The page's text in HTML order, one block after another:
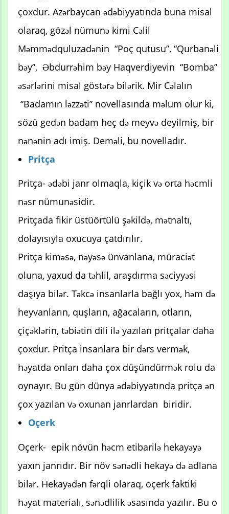
çoxdur. Azərbaycan ədəbiyyatında buna misal
olaraq, gözəl nümunə kimi Cəlil
Məmmədquluzadənin “Poç qutusu”, “Qurbanəli
bəy”, Əbdurrəhim bəy Haqverdiyevin “Bomba”
əsərlərini misal göstərə bilərik. Mir Cəlalın
“Badamın ləzzəti” novellasında məlum olur ki,
sözü gedən badam heç də meyvə deyilmiş, bir
nənənin adı imiş. Deməli, bu novelladır.
Pritça
Pritça- ədəbi janr olmaqla, kiçik və orta həcmli
nəsr nümunəsidir.
Pritçada fikir üstüörtülü şəkildə, mətnaltı,
dolayısıyla oxucuya çatdırılır.
Pritça kiməsə, nəyəsə ünvanlana, müraciət
oluna, yaxud da təhlil, araşdırma səciyyəsi
daşıya bilər. Təkcə insanlarla bağlı yox, həm də
heyvanların, quşların, ağacaların, otların,
çiçəklərin, təbiətin dili ilə yazılan pritçalar daha
çoxdur. Pritça insanlara bir dərs vermək,
həyatda onları daha çox düşündürmək rolu da
oynayır. Bu gün dünya ədəbiyyatında pritça ən
çox yazılan və oxunan janrlardan biridir.
Oçerk
Oçerk- epik növün həcm etibarilə hekayəyə
yaxın janrıdır. Bir növ sənədli hekayə də adlana
bilər. Hekayədən fərqli olaraq, oçerk faktiki
həyat materialı, sənədlilik əsasında yazılır. Bu o